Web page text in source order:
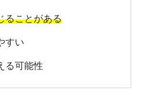
ることがある
すい
る可能性